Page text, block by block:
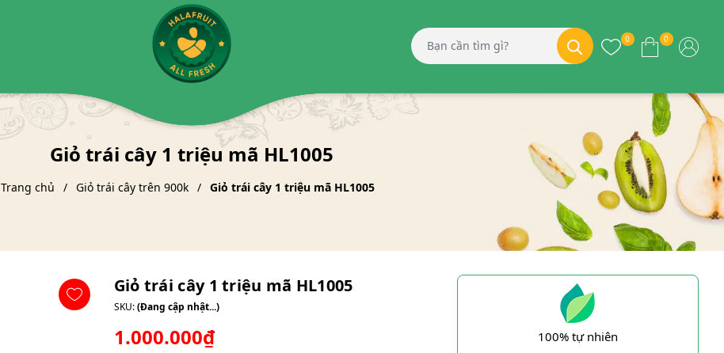
0 0
Giỏ trái cây 1 triệu mã HL1005
Trang chủ Giỏ trái cây trên 900k Giỏ trái cây 1 triệu mã HL1005
Giỏ trái cây 1 triệu mã HL1005
SKU:(Đang cập nhật...)
1.000.000₫ 100% tự nhiên